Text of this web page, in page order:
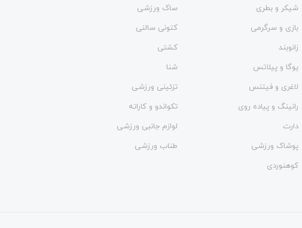
شیکر و بطری
ساک ورزشی
بازی و سرگرمی
کتونی سالنی
زانوبند
کشتی
یوگا و پیلاتس
شنا
لاغری و فیتنس
تزئینی ورزشی
رانینگ و پیاده روی
تکواندو و کاراته
دارت
لوازم جانبی ورزشی
پوشاک ورزشی
طناب ورزشی
کوهنوردی